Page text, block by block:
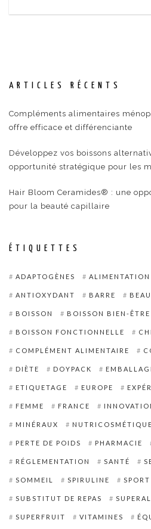
ARTICLES RÉCENTS
Compléments alimentaires
offre efficace et différenciante
Développez vos boissons
opportunité stratégique pour les
Hair Bloom Ceramides® : une
pour la beauté capillaire
ÉTIQUETTES
ADAPTOGÈNES
ANTIOXYDANT BARRE
BOISSON BOISSON BIEN-ÊTRE
BOISSON FONCTIONNELLE
COMPLÉMENT ALIMENTAIRE
DIÈTE DOYPACK
ETIQUETAGE EUROPE
FEMME FRANCE
MINÉRAUX NUTRICOSMÉTIQUE
PERTE DE POIDS PHARMACIE
RÉGLEMENTATION SANTÉ
SOMMEIL SPIRULINE SPORT
SUBSTITUT DE REPAS
SUPERFRUIT VITAMINES